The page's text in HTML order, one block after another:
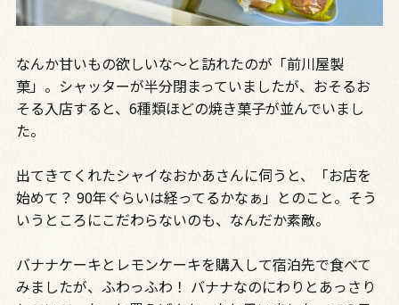
なんか甘いもの欲しいな〜と訪れたのが「前川屋製
菓」。シャッターが半分閉まっていましたが、おそるお
そる入店すると、6種類ほどの焼き菓子が並んでいまし
た。
出てきてくれたシャイなおかあさんに伺うと、「お店を
始めて？ 90年ぐらいは経ってるかなぁ」とのこと。そう
いうところにこだわらないのも、なんだか素敵。
バナナケーキとレモンケーキを購入して宿泊先で食べて
みましたが、ふわっふわ！ バナナなのにわりとあっさり